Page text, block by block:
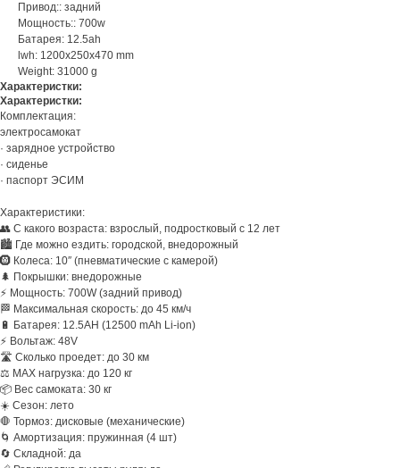
Привод:: задний
Мощность:: 700w
Батарея: 12.5ah
lwh: 1200x250x470 mm
Weight: 31000 g
Характеристки:
Характеристки:
Комплектация:
электросамокат
· зарядное устройство
· сиденье
· паспорт ЭСИМ
Характеристики:
👥 С какого возраста: взрослый, подростковый с 12 лет
🏙️ Где можно ездить: городской, внедорожный
🛞 Колеса: 10″ (пневматические с камерой)
🌲 Покрышки: внедорожные
⚡ Мощность: 700W (задний привод)
🏁 Максимальная скорость: до 45 км/ч
🔋 Батарея: 12.5AH (12500 mAh Li-ion)
⚡ Вольтаж: 48V
🛣️ Сколько проедет: до 30 км
⚖️ MAX нагрузка: до 120 кг
📦 Вес самоката: 30 кг
☀️ Сезон: лето
🛑 Тормоз: дисковые (механические)
🌀 Амортизация: пружинная (4 шт)
🔄 Складной: да